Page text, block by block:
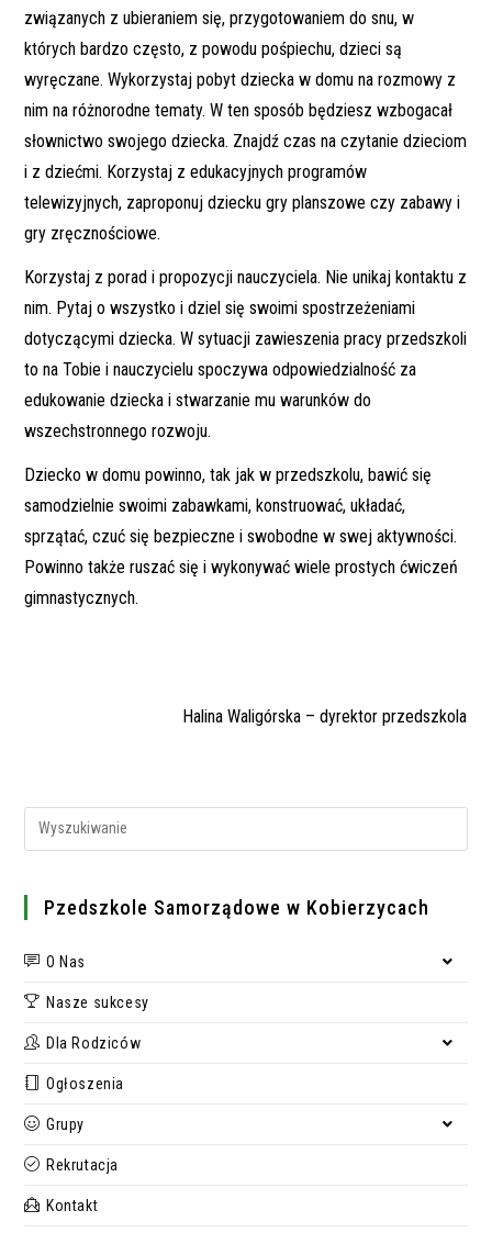
związanych z ubieraniem się, przygotowaniem do snu, w
których bardzo często, z powodu pośpiechu, dzieci są
wyręczane. Wykorzystaj pobyt dziecka w domu na rozmowy z
nim na różnorodne tematy. W ten sposób będziesz wzbogacał
słownictwo swojego dziecka. Znajdź czas na czytanie dzieciom
i z dziećmi. Korzystaj z edukacyjnych programów
telewizyjnych, zaproponuj dziecku gry planszowe czy zabawy i
gry zręcznościowe.
Korzystaj z porad i propozycji nauczyciela. Nie unikaj kontaktu z
nim. Pytaj o wszystko i dziel się swoimi spostrzeżeniami
dotyczącymi dziecka. W sytuacji zawieszenia pracy przedszkoli
to na Tobie i nauczycielu spoczywa odpowiedzialność za
edukowanie dziecka i stwarzanie mu warunków do
wszechstronnego rozwoju.
Dziecko w domu powinno, tak jak w przedszkolu, bawić się
samodzielnie swoimi zabawkami, konstruować, układać,
sprzątać, czuć się bezpieczne i swobodne w swej aktywności.
Powinno także ruszać się i wykonywać wiele prostych ćwiczeń
gimnastycznych.
Halina Waligórska – dyrektor przedszkola
Search
for:
Pzedszkole Samorządowe w Kobierzycach
O Nas
Nasze sukcesy
Dla Rodziców
Ogłoszenia
Grupy
Rekrutacja
Kontakt